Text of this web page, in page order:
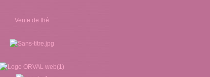
Vente de thé